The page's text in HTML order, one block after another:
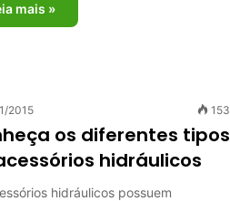
mais »
2015 153
os diferentes tipos
hidráulicos
hidráulicos possuem